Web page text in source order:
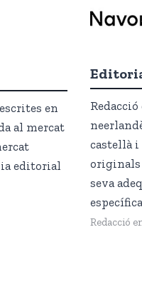
en
al mercat
editorial
castellà i
originals
seva
Redacció